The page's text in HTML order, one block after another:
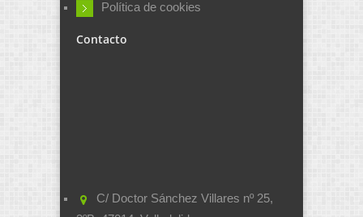
Política de cookies
Contacto
C/ Doctor Sánchez Villares nº 25,